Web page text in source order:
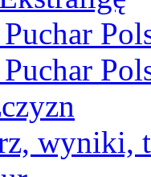
wyniki,